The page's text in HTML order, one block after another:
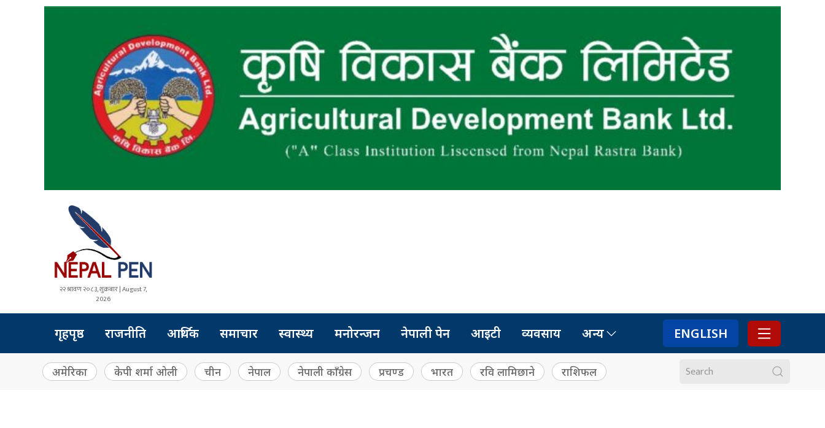
२२ श्रावण २०८३, शुक्रबार | August 7,
2026
गृहपृष्ठ राजनीति आर्थिक समाचार स्वास्थ्य मनोरन्जन नेपाली पेन आइटी व्यवसाय अन्य ENGLISH
अमेरिका केपी शर्मा ओली चीन नेपाल नेपाली काँग्रेस प्रचण्ड भारत रवि लामिछाने राशिफल